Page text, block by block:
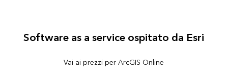
Software as a service ospitato da Esri
Vai ai prezzi per ArcGIS Online